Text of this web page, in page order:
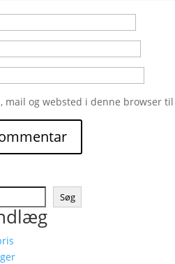
mail og websted i denne browser
Søg